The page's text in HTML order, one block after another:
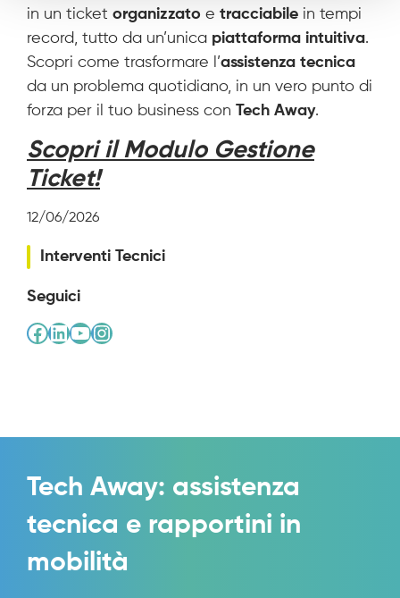
in un ticket organizzato e tracciabile in tempi
record, tutto da un’unica piattaforma intuitiva.
Scopri come trasformare l’assistenza tecnica
da un problema quotidiano, in un vero punto di
forza per il tuo business con
Tech Away.
Scopri il Modulo Gestione
Ticket!
12/06/2026
Interventi Tecnici
Seguici
Facebook
LinkedIn
YouTube
Instagram
Tech Away: assistenza
tecnica e rapportini in
mobilità